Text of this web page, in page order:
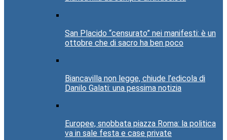
San Placido “censurato” nei manifesti: è un
ottobre che di sacro ha ben poco
Biancavilla non legge, chiude l’edicola di
Danilo Galati: una pessima notizia
Europee, snobbata piazza Roma: la politica
va in sale festa e case private